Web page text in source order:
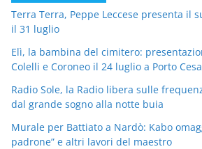
Terra Terra, Peppe Leccese presenta il
il 31 luglio
Elì, la bambina del cimitero:
Colelli e Coroneo il 24 luglio a Porto
Radio Sole, la Radio libera sulle
dal grande sogno alla notte buia
Murale per Battiato a Nardò: Kabo
padrone” e altri lavori del maestro